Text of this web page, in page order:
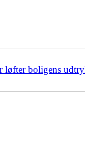
løfter boligens